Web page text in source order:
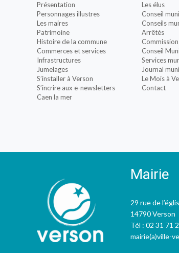
Présentation
Personnages illustres
Les maires
Patrimoine
Histoire de la commune
Commerces et services
Infrastructures
Jumelages
S’installer à Verson
S’incrire aux e-newsletters
Caen la mer
Les élus
Conseil
Conseils
Arrêtés
Conseil
Services
Journal
Le Mois à
Contact
Mairie
29 rue de
14790 Verson
Tél : 02 31 71
mairie(a)ville-